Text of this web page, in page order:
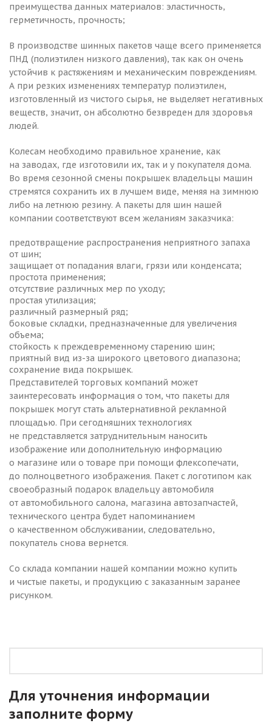
преимущества данных материалов: эластичность,
герметичность, прочность;
В производстве шинных пакетов чаще всего применяется
ПНД (полиэтилен низкого давления), так как он очень
устойчив к растяжениям и механическим повреждениям.
А при резких изменениях температур полиэтилен,
изготовленный из чистого сырья, не выделяет негативных
веществ, значит, он абсолютно безвреден для здоровья
людей.
Колесам необходимо правильное хранение, как
на заводах, где изготовили их, так и у покупателя дома.
Во время сезонной смены покрышек владельцы машин
стремятся сохранить их в лучшем виде, меняя на зимнюю
либо на летнюю резину. А пакеты для шин нашей
компании соответствуют всем желаниям заказчика:
предотвращение распространения неприятного запаха
от шин;
защищает от попадания влаги, грязи или конденсата;
простота применения;
отсутствие различных мер по уходу;
простая утилизация;
различный размерный ряд;
боковые складки, предназначенные для увеличения
объема;
стойкость к преждевременному старению шин;
приятный вид из-за широкого цветового диапазона;
сохранение вида покрышек.
Представителей торговых компаний может
заинтересовать информация о том, что пакеты для
покрышек могут стать альтернативной рекламной
площадью. При сегодняшних технологиях
не представляется затруднительным наносить
изображение или дополнительную информацию
о магазине или о товаре при помощи флексопечати,
до полноцветного изображения. Пакет с логотипом как
своеобразный подарок владельцу автомобиля
от автомобильного салона, магазина автозапчастей,
технического центра будет напоминанием
о качественном обслуживании, следовательно,
покупатель снова вернется.
Со склада компании нашей компании можно купить
и чистые пакеты, и продукцию с заказанным заранее
рисунком.
Для уточнения информации
заполните форму